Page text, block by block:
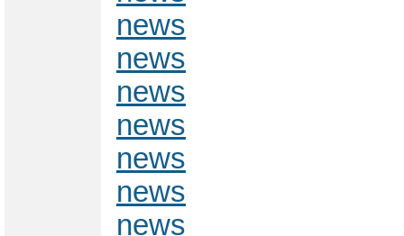
news
news
news
news
news
news
news